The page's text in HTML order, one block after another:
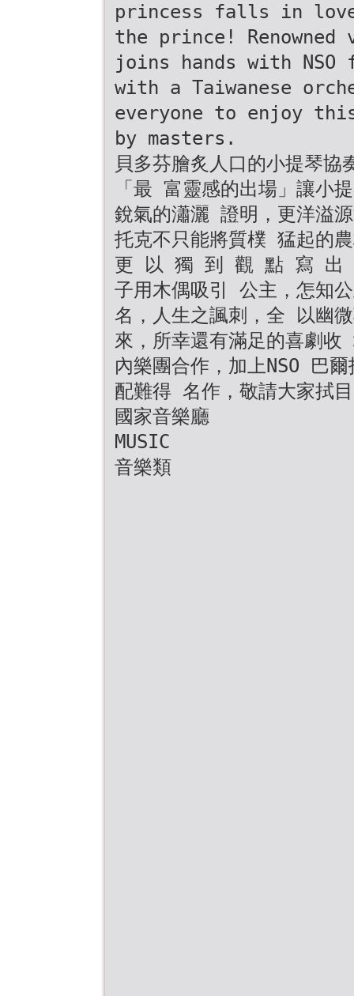
princess falls in
the prince! Renowned
joins hands with
with a Taiwanese
everyone to enjoy
by masters.
貝多芬膾炙人口的小提琴
「最 富靈感的出場」讓小
銳氣的瀟灑 證明，更洋溢
托克不只能將質樸 猛起的
更 以 獨 到 觀 點 寫 出
子用木偶吸引 公主，怎知
名，人生之諷刺，全 以幽
來，所幸還有滿足的喜劇
內樂團合作，加上NSO 巴
配難得 名作，敬請大家拭
國家音樂廳
MUSIC
音樂類